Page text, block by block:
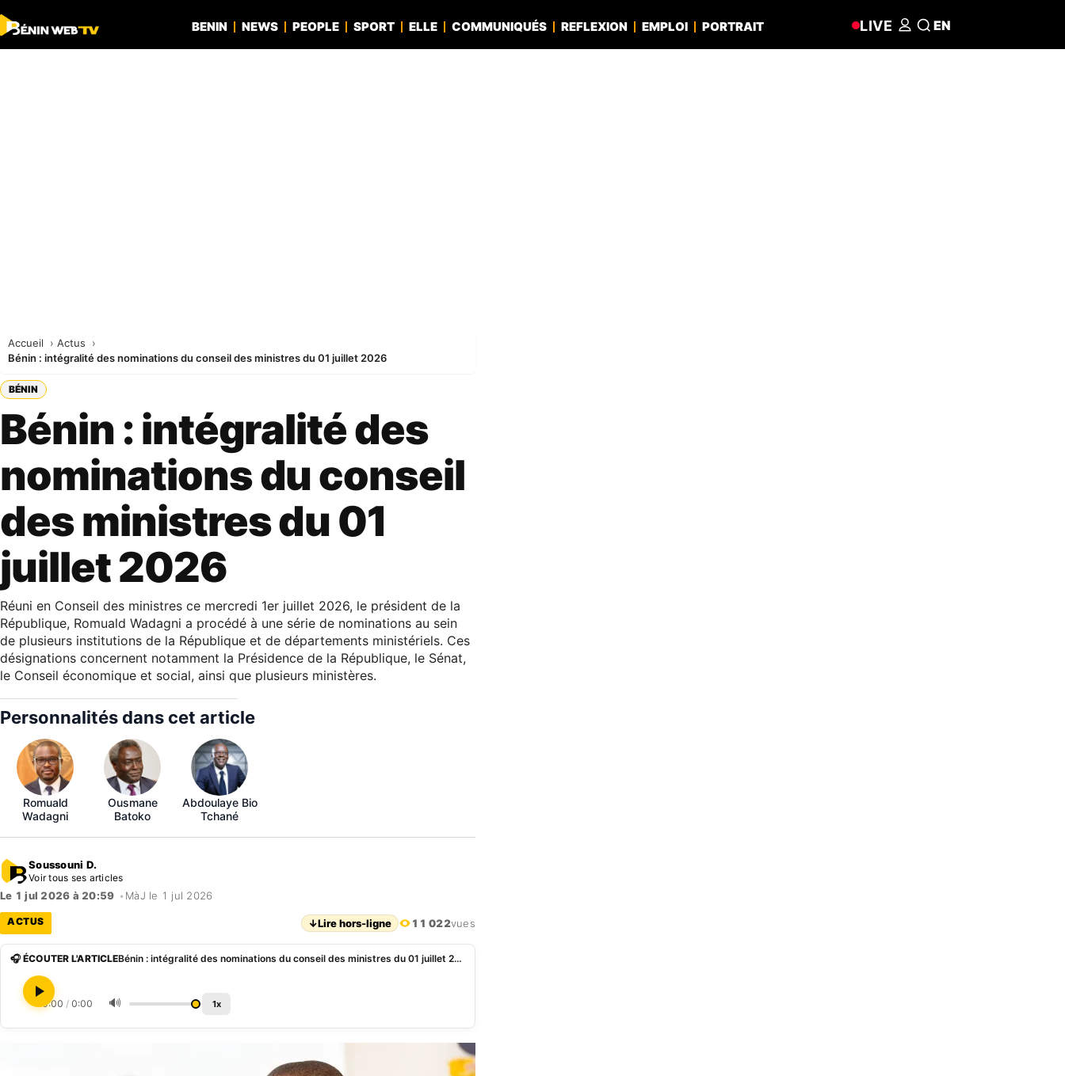
BENIN NEWS PEOPLE SPORT ELLE COMMUNIQUÉS REFLEXION EMPLOI PORTRAIT LIVE EN
Accueil
Actus
Bénin : intégralité des nominations du conseil des ministres du 01 juillet 2026
BÉNIN
Bénin : intégralité des
nominations du conseil
des ministres du 01
juillet 2026
Réuni en Conseil des ministres ce mercredi 1er juillet 2026, le président de la
République, Romuald Wadagni a procédé à une série de nominations au sein
de plusieurs institutions de la République et de départements ministériels. Ces
désignations concernent notamment la Présidence de la République, le Sénat,
le Conseil économique et social, ainsi que plusieurs ministères.
Personnalités dans cet article
Romuald
Wadagni
Ousmane
Batoko
Abdoulaye Bio
Tchané
Soussouni D.
Voir tous ses articles
Le 1 jul 2026 à 20:59 • MàJ le 1 jul 2026
ACTUS ↓Lire hors-ligne 11 022vues
🎧 ÉCOUTER L'ARTICLE Bénin : intégralité des nominations du conseil des ministres du 01 juillet 2026
0:00 / 0:00 🔊 1x